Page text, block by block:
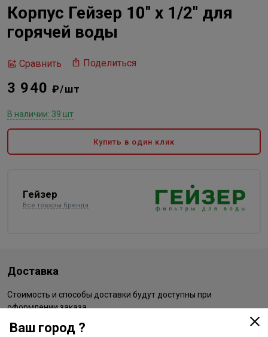
Корпус Гейзер 10" х 1/2" для
горячей воды
Сравнить Поделиться
3 940₽/шт
В наличии: 39 шт
Купить в один клик
Гейзер
Все товары бренда
Доставка
Стоимость и способы доставки будут доступны при
оформлении заказа.
Ваш город ?